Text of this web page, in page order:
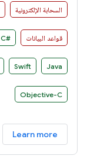
السحابة الإلكترونية
قواعد البيانات C#‎
Java
Swift
Objective-C
Learn more